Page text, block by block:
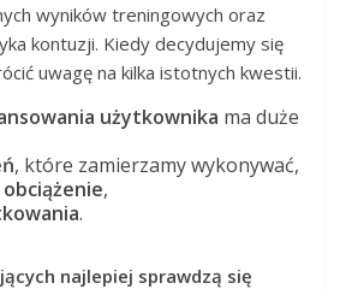
wyników treningowych oraz
kontuzji. Kiedy decydujemy się
uwagę na kilka istotnych kwestii.
użytkownika ma duże
, które zamierzamy wykonywać,
,
.
najlepiej sprawdzą się